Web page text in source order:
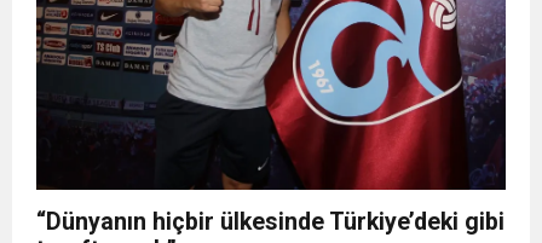
“Dünyanın hiçbir ülkesinde Türkiye’deki gibi